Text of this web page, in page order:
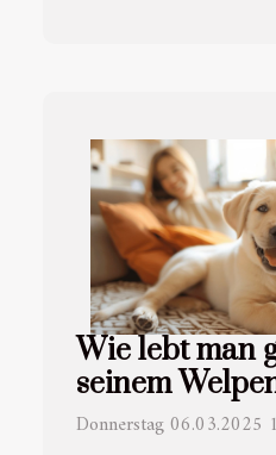
Wie lebt man
seinem
Donnerstag 06.03.2025